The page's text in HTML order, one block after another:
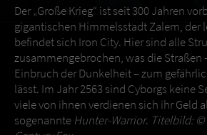
Der „Große Krieg“ ist seit 300 Jahren
gigantischen Himmelsstadt Zalem, der
befindet sich Iron City. Hier sind alle
zusammengebrochen, was die Straßen
Einbruch der Dunkelheit – zum
lässt. Im Jahr 2563 sind Cyborgs keine
viele von ihnen verdienen sich ihr Geld
sogenannte Hunter-Warrior. Titelbild: ©